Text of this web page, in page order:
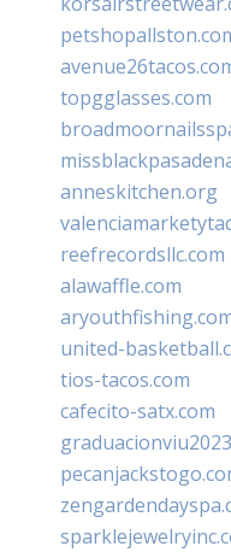
topgglasses.com
anneskitchen.org
reefrecordsllc.com
alawaffle.com
united-
tios-tacos.com
cafecito-satx.com